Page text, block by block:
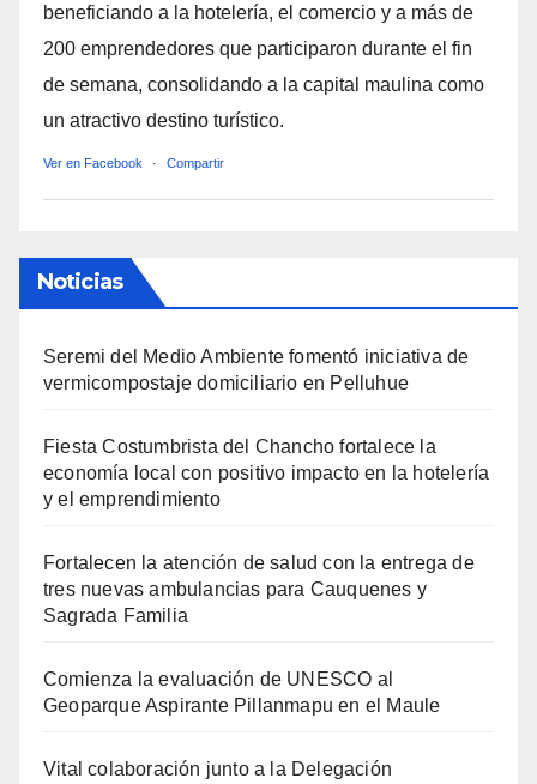
beneficiando a la hotelería, el comercio y a más de
200 emprendedores que participaron durante el fin
de semana, consolidando a la capital maulina como
un atractivo destino turístico.
Ver en Facebook · Compartir
Noticias
Seremi del Medio Ambiente fomentó iniciativa de
vermicompostaje domiciliario en Pelluhue
Fiesta Costumbrista del Chancho fortalece la
economía local con positivo impacto en la hotelería
y el emprendimiento
Fortalecen la atención de salud con la entrega de
tres nuevas ambulancias para Cauquenes y
Sagrada Familia
Comienza la evaluación de UNESCO al
Geoparque Aspirante Pillanmapu en el Maule
Vital colaboración junto a la Delegación